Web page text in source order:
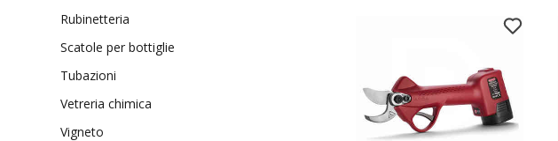
rubinetteria
scatole per bottiglie
tubazioni
vetreria chimica
vigneto